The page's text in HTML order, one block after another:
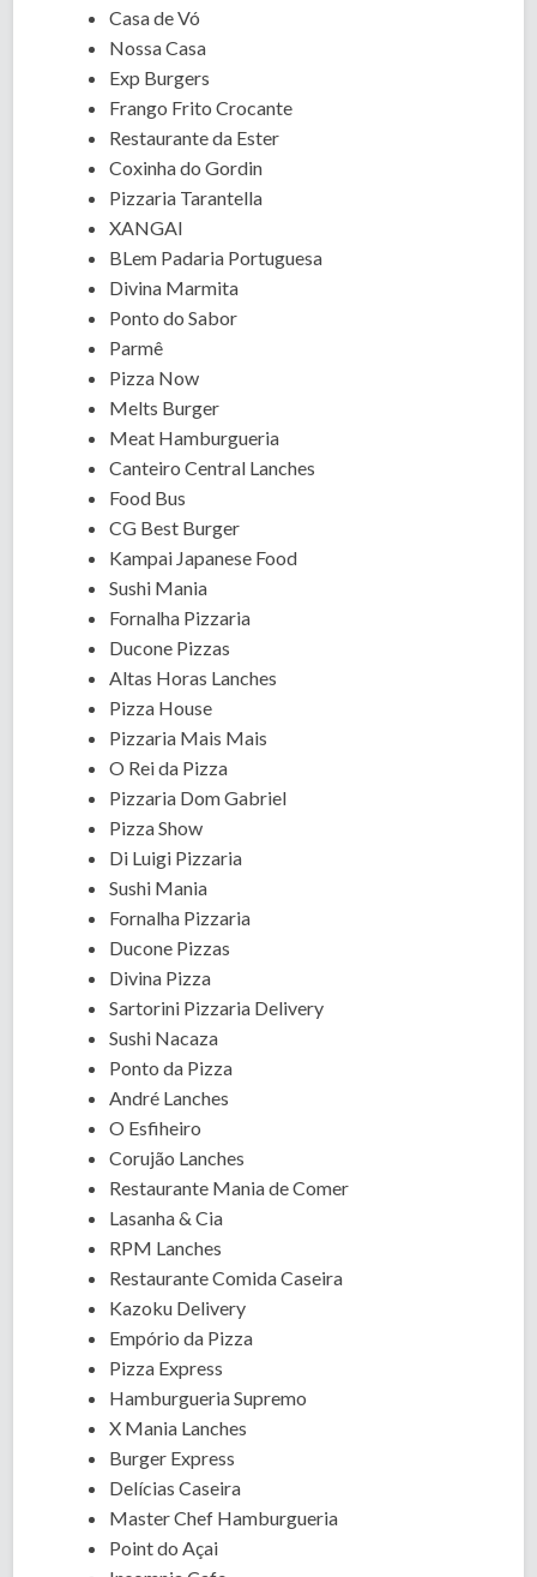
Casa de Vó
Nossa Casa
Exp Burgers
Frango Frito Crocante
Restaurante da Ester
Coxinha do Gordin
Pizzaria Tarantella
XANGAI
BLem Padaria Portuguesa
Divina Marmita
Ponto do Sabor
Parmê
Pizza Now
Melts Burger
Meat Hamburgueria
Canteiro Central Lanches
Food Bus
CG Best Burger
Kampai Japanese Food
Sushi Mania
Fornalha Pizzaria
Ducone Pizzas
Altas Horas Lanches
Pizza House
Pizzaria Mais Mais
O Rei da Pizza
Pizzaria Dom Gabriel
Pizza Show
Di Luigi Pizzaria
Sushi Mania
Fornalha Pizzaria
Ducone Pizzas
Divina Pizza
Sartorini Pizzaria Delivery
Sushi Nacaza
Ponto da Pizza
André Lanches
O Esfiheiro
Corujão Lanches
Restaurante Mania de Comer
Lasanha & Cia
RPM Lanches
Restaurante Comida Caseira
Kazoku Delivery
Empório da Pizza
Pizza Express
Hamburgueria Supremo
X Mania Lanches
Burger Express
Delícias Caseira
Master Chef Hamburgueria
Point do Açai